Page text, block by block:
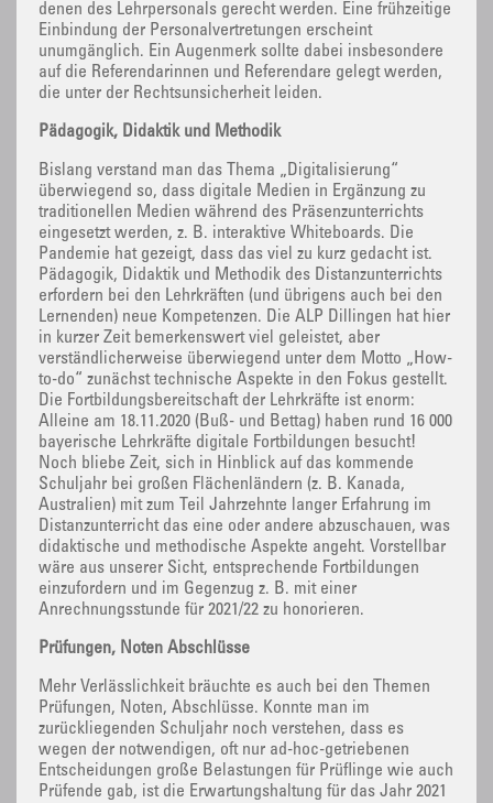
denen des Lehrpersonals gerecht werden. Eine frühzeitige
Einbindung der Personalvertretungen erscheint
unumgänglich. Ein Augenmerk sollte dabei insbesondere
auf die Referendarinnen und Referendare gelegt werden,
die unter der Rechtsunsicherheit leiden.
Pädagogik, Didaktik und Methodik
Bislang verstand man das Thema „Digitalisierung“
überwiegend so, dass digitale Medien in Ergänzung zu
traditionellen Medien während des Präsenzunterrichts
eingesetzt werden, z. B. interaktive Whiteboards. Die
Pandemie hat gezeigt, dass das viel zu kurz gedacht ist.
Pädagogik, Didaktik und Methodik des Distanzunterrichts
erfordern bei den Lehrkräften (und übrigens auch bei den
Lernenden) neue Kompetenzen. Die ALP Dillingen hat hier
in kurzer Zeit bemerkenswert viel geleistet, aber
verständlicherweise überwiegend unter dem Motto „How-
to-do“ zunächst technische Aspekte in den Fokus gestellt.
Die Fortbildungsbereitschaft der Lehrkräfte ist enorm:
Alleine am 18.11.2020 (Buß- und Bettag) haben rund 16 000
bayerische Lehrkräfte digitale Fortbildungen besucht!
Noch bliebe Zeit, sich in Hinblick auf das kommende
Schuljahr bei großen Flächenländern (z. B. Kanada,
Australien) mit zum Teil Jahrzehnte langer Erfahrung im
Distanzunterricht das eine oder andere abzuschauen, was
didaktische und methodische Aspekte angeht. Vorstellbar
wäre aus unserer Sicht, entsprechende Fortbildungen
einzufordern und im Gegenzug z. B. mit einer
Anrechnungsstunde für 2021/22 zu honorieren.
Prüfungen, Noten Abschlüsse
Mehr Verlässlichkeit bräuchte es auch bei den Themen
Prüfungen, Noten, Abschlüsse. Konnte man im
zurückliegenden Schuljahr noch verstehen, dass es
wegen der notwendigen, oft nur ad-hoc-getriebenen
Entscheidungen große Belastungen für Prüflinge wie auch
Prüfende gab, ist die Erwartungshaltung für das Jahr 2021